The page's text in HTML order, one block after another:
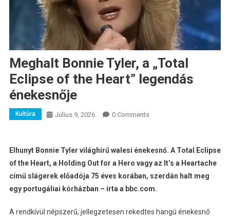
Meghalt Bonnie Tyler, a „Total
Eclipse of the Heart” legendás
énekesnője
Kultúra Július 9, 2026 0 Comments
Elhunyt Bonnie Tyler világhírű walesi énekesnő. A Total Eclipse
of the Heart, a Holding Out for a Hero vagy az It’s a Heartache
című slágerek előadója 75 éves korában, szerdán halt meg
egy portugáliai kórházban – írta a bbc.com.
A rendkívül népszerű, jellegzetesen rekedtes hangú énekesnő